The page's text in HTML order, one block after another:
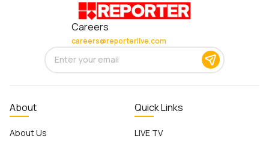
Careers
careers@reporterlive.com
About
About Us
Quick Links
LIVE TV